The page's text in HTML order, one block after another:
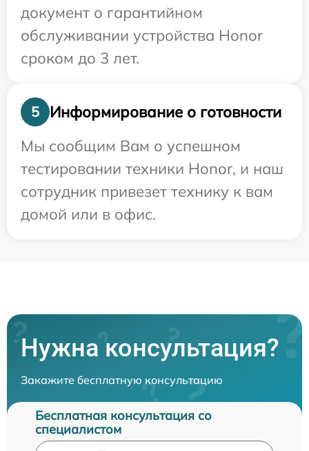
документ о гарантийном
обслуживании устройства Honor
сроком до 3 лет.
5
Информирование о готовности
Мы сообщим Вам о успешном
тестировании техники Honor, и наш
сотрудник привезет технику к вам
домой или в офис.
Нужна консультация?
Закажите бесплатную консультацию
Бесплатная консультация со
специалистом